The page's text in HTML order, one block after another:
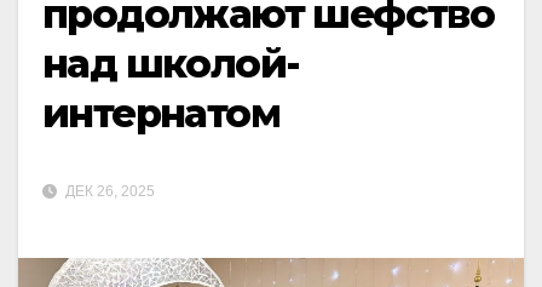
продолжают шефство
над школой-
интернатом
ДЕК 26, 2025